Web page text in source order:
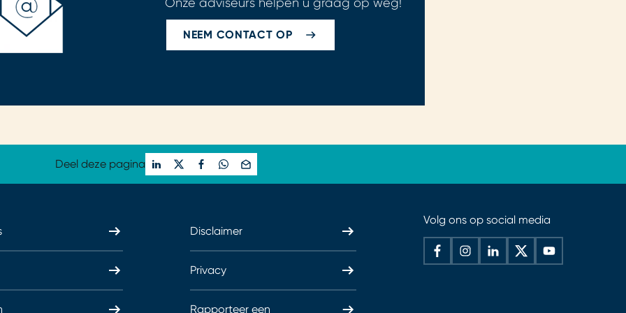
NEEM CONTACT OP
Deel deze pagina
Disclaimer
Privacy
Rapporteer een
Volg ons op social media